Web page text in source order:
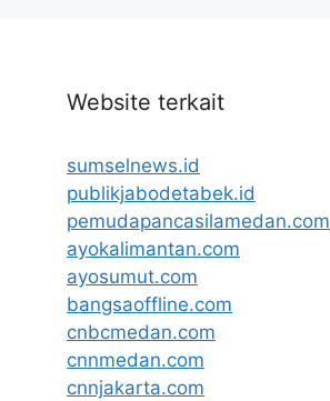
Website terkait
sumselnews.id
publikjabodetabek.id
pemudapancasilamedan.com
ayokalimantan.com
ayosumut.com
bangsaoffline.com
cnbcmedan.com
cnnmedan.com
cnnjakarta.com